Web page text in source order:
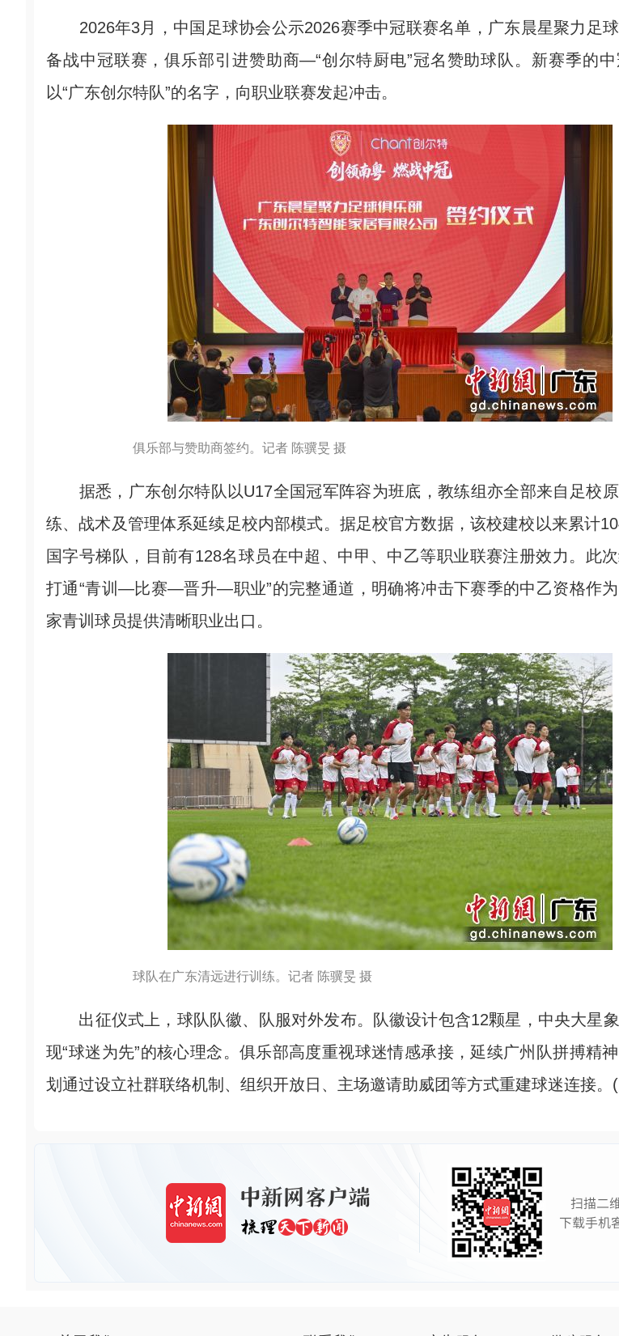
2026年3月，中国足球协会公示2026赛季中冠联赛名单，广东晨星聚力足
备战中冠联赛，俱乐部引进赞助商—“创尔特厨电”冠名赞助球队。新赛季的
以“广东创尔特队”的名字，向职业联赛发起冲击。
俱乐部与赞助商签约。记者 陈骥旻 摄
据悉，广东创尔特队以U17全国冠军阵容为班底，教练组亦全部来自足校原
练、战术及管理体系延续足校内部模式。据足校官方数据，该校建校以来累计
国字号梯队，目前有128名球员在中超、中甲、中乙等职业联赛注册效力。此
打通“青训—比赛—晋升—职业”的完整通道，明确将冲击下赛季的中乙资格作
家青训球员提供清晰职业出口。
球队在广东清远进行训练。记者 陈骥旻 摄
出征仪式上，球队队徽、队服对外发布。队徽设计包含12颗星，中央大星
现“球迷为先”的核心理念。俱乐部高度重视球迷情感承接，延续广州队拼搏精
划通过设立社群联络机制、组织开放日、主场邀请助威团等方式重建球迷连接。